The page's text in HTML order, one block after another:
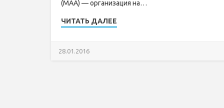
(МАА) — организация на…
ЧИТАТЬ ДАЛЕЕ
28.01.2016